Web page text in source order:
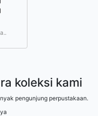
koleksi kami
pengunjung perpustakaan.